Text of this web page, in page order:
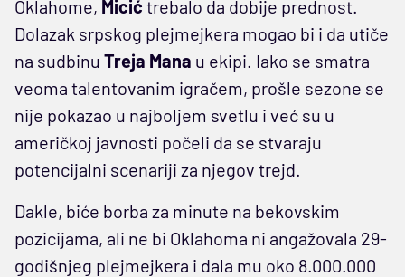
Oklahome, Micić trebalo da dobije prednost.
Dolazak srpskog plejmejkera mogao bi i da utiče
na sudbinu Treja Mana u ekipi. Iako se smatra
veoma talentovanim igračem, prošle sezone se
nije pokazao u najboljem svetlu i već su u
američkoj javnosti počeli da se stvaraju
potencijalni scenariji za njegov trejd.
Dakle, biće borba za minute na bekovskim
pozicijama, ali ne bi Oklahoma ni angažovala 29-
godišnjeg plejmejkera i dala mu oko 8.000.000